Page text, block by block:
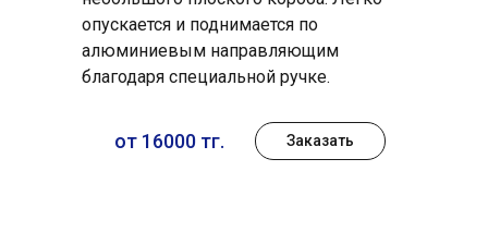
от 16000 тг. Заказать
опускается и поднимается по
алюминиевым направляющим
благодаря специальной ручке.